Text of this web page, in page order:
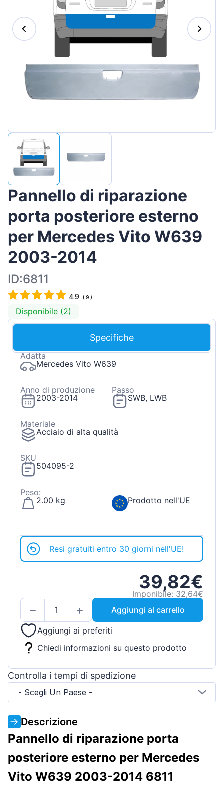
Magyar
Lietuvių
Hrvatski
Slovenian
Pannello di riparazione
porta posteriore esterno
per Mercedes Vito W639
2003-2014
ID:6811
4.9 (9 )
Disponibile (2)
Specifiche
Adatta
Mercedes Vito W639
Anno di produzione
2003-2014
Passo
SWB, LWB
Materiale
Acciaio di alta qualità
SKU
504095-2
Peso:
2.00 kg
Prodotto nell'UE
Resi gratuiti entro 30 giorni nell'UE!
39,82€
Imponibile: 32,64€
Aggiungi al carrello
Aggiungi ai preferiti
Chiedi informazioni su questo prodotto
Controlla i tempi di spedizione
- Scegli Un Paese -
Descrizione
Pannello di riparazione porta
posteriore esterno per Mercedes
Vito W639 2003-2014 6811